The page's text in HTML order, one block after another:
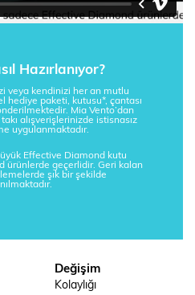
Hazırlanıyor?
veya kendinizi her an mutlu
hediye paketi, kutusu*, çantası
Mia Vento’dan
alışverişlerinizde istisnasız
uygulanmaktadır.
Effective Diamond kutu
ürünlerde geçerlidir. Geri kalan
şık bir şekilde
Değişim
Kolaylığı